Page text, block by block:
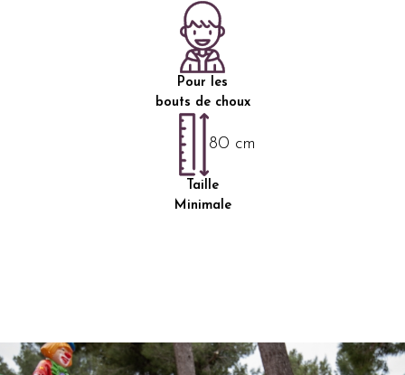
Pour les
bouts de choux
80 cm
Taille
Minimale